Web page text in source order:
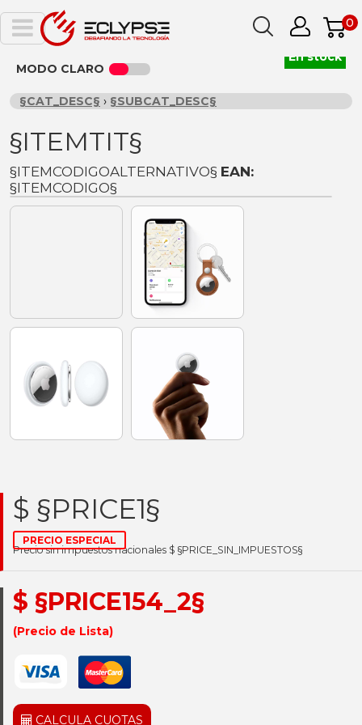
0
MODO CLARO
§CAT_DESC§ › §SUBCAT_DESC§
§ITEMTIT§
§ITEMCODIGOALTERNATIVO§ EAN:
§ITEMCODIGO§
$ §PRICE1§
PRECIO ESPECIAL
Precio sin impuestos nacionales $ §PRICE_SIN_IMPUESTOS§
$ §PRICE154_2§
(Precio de Lista)
CALCULA CUOTAS
En stock